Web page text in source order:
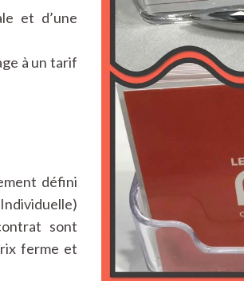
et d’une
à un tarif
défini
sont
ferme et